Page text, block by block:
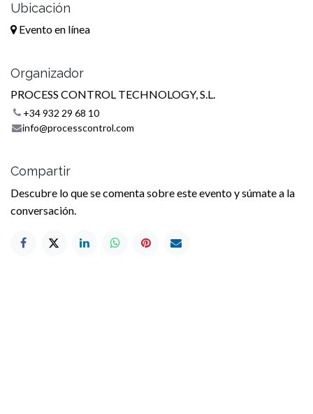
Ubicación
Evento en línea
Organizador
PROCESS CONTROL TECHNOLOGY, S.L.
+34 932 29 68 10
info@processcontrol.com
Compartir
Descubre lo que se comenta sobre este evento y súmate a la
conversación.